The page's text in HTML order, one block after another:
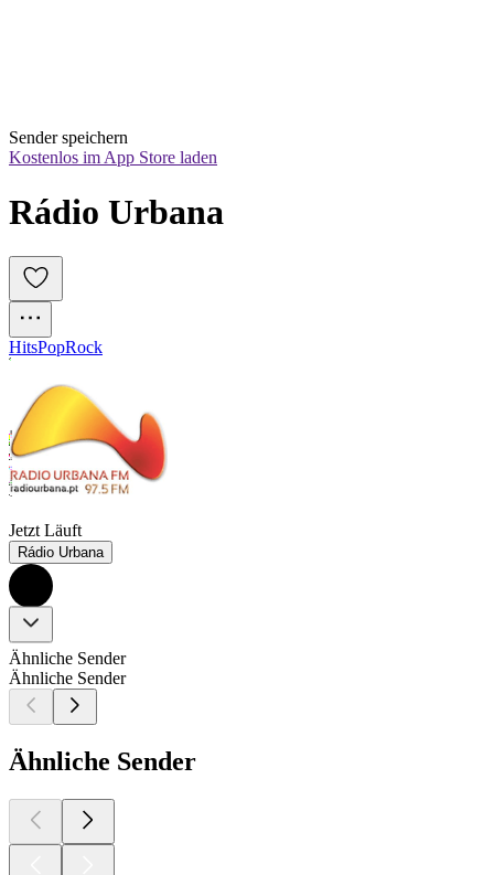
Sender speichern
Kostenlos im App Store laden
Rádio Urbana
HitsPopRock
Jetzt Läuft
Rádio Urbana
Ähnliche Sender
Ähnliche Sender
Ähnliche Sender